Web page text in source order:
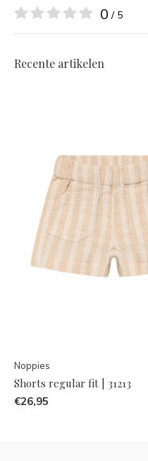
0 / 5
Recente artikelen
Noppies
Shorts regular fit | 31213
€26,95